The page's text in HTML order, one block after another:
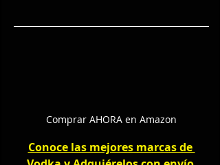
Comprar AHORA en Amazon
Conoce las mejores marcas de